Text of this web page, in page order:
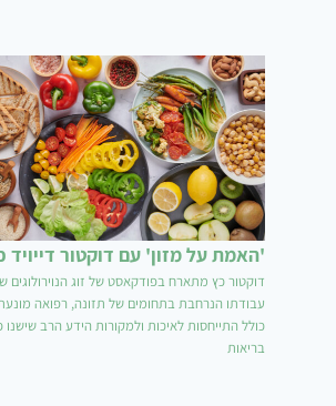
'האמת על מזון' עם דוקטור דייויד
דוקטור כץ מתארח בפודקאסט של זוג
עבודתו הנרחבת בתחומים של תזונה, רפואה מונעת
כולל התייחסות לאיכות ולמקורות הידע הרב שישנו
בריאות